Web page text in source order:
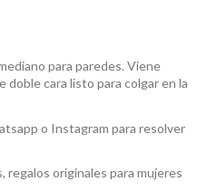
para paredes. Viene
doble cara listo para colgar en la
o Instagram para resolver
regalos originales para mujeres